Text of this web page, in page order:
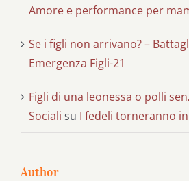
Amore e performance per
Se i figli non arrivano? –
Emergenza Figli-21
Figli di una leonessa o polli
Sociali su I fedeli torneranno
Author